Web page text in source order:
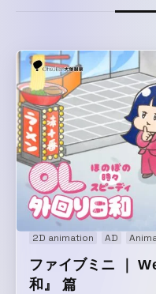
2D animation AD
ファイブミニ ｜
和』 篇